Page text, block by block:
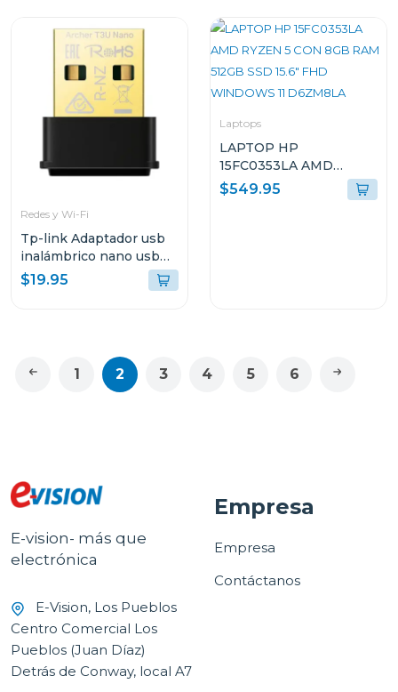
Redes y Wi-Fi
Tp-link Adaptador usb
inalámbrico nano usb
de doble banda ac1300
t3u nano
$19.95
Laptops
LAPTOP HP
15FC0353LA AMD
RYZEN 5 CON 8GB RAM
512GB SSD 15.6" FHD
$549.95
1 2 3 4 5 6
E-vision- más que
electrónica
E-Vision, Los Pueblos
Centro Comercial Los
Pueblos (Juan Díaz)
Detrás de Conway, local A7
Empresa
Empresa
Contáctanos